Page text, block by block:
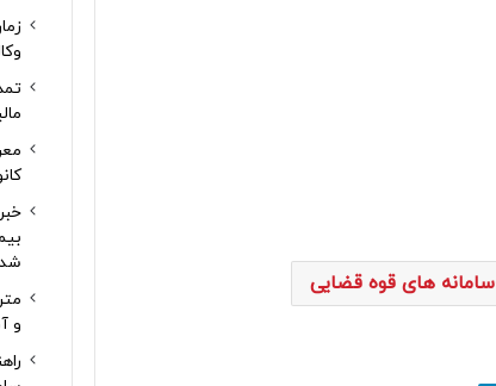
سامانه های قوه قضایی
وکالت 1405
و